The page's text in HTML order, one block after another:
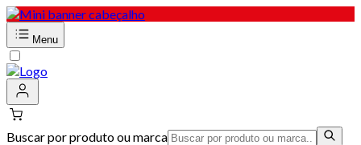
Menu
Buscar por produto ou marca